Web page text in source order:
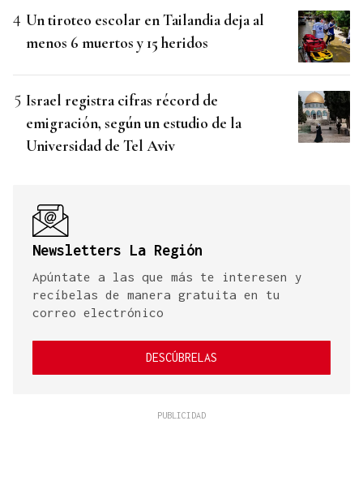
Un tiroteo escolar en Tailandia deja al
menos 6 muertos y 15 heridos
Israel registra cifras récord de
emigración, según un estudio de la
Universidad de Tel Aviv
Newsletters La Región
Apúntate a las que más te interesen y
recíbelas de manera gratuita en tu
correo electrónico
DESCÚBRELAS